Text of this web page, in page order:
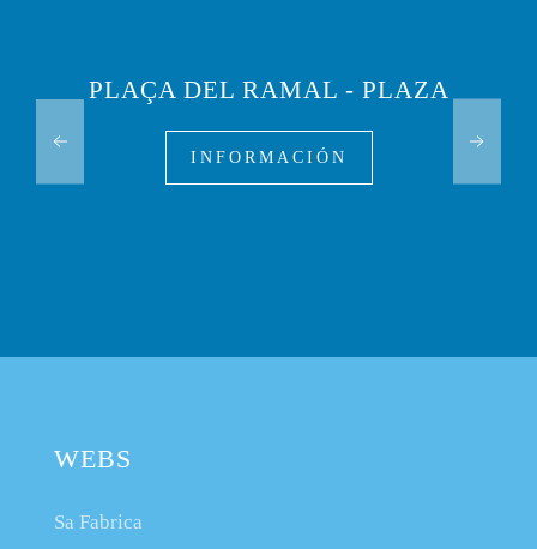
PLAÇA DEL RAMAL - PLAZA
INFORMACIÓN
WEBS
Sa Fabrica